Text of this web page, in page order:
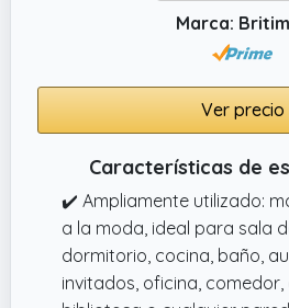
Marca:
Ver precio
Características de
✔️ Ampliamente utilizado:
a la moda, ideal para sala
dormitorio, cocina, baño,
invitados, oficina, comedor,